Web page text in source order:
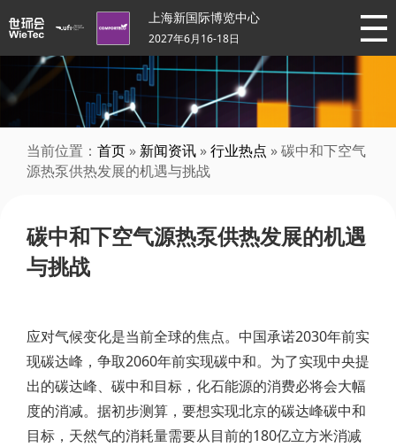
上海新国际博览中心
2027年6月16-18日
当前位置： 首页 » 新闻资讯 »行业热点 » 碳中和下空气
源热泵供热发展的机遇与挑战
碳中和下空气源热泵供热发展的机遇
与挑战
应对气候变化是当前全球的焦点。中国承诺2030年前实
现碳达峰，争取2060年前实现碳中和。为了实现中央提
出的碳达峰、碳中和目标，化石能源的消费必将会大幅
度的消减。据初步测算，要想实现北京的碳达峰碳中和
目标，天然气的消耗量需要从目前的180亿立方米消减